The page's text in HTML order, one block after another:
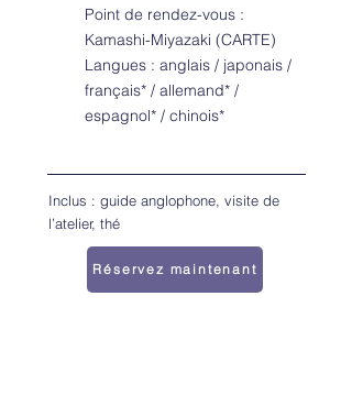
Point de rendez-vous :
Kamashi-Miyazaki (CARTE)
Langues : anglais / japonais /
français* / allemand* /
espagnol* / chinois*
Inclus : guide anglophone, visite de
l’atelier, thé
Réservez maintenant